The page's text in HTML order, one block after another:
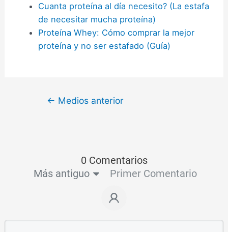
Cuanta proteína al día necesito? (La estafa
de necesitar mucha proteína)
Proteína Whey: Cómo comprar la mejor
proteína y no ser estafado (Guía)
← Medios anterior
0 Comentarios
Más antiguo
Primer Comentario